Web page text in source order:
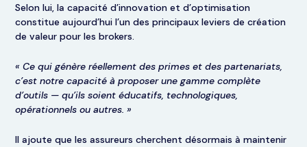
Selon lui, la capacité d’innovation et d’optimisation
constitue aujourd’hui l’un des principaux leviers de création
de valeur pour les brokers.
« Ce qui génère réellement des primes et des partenariats,
c’est notre capacité à proposer une gamme complète
d’outils — qu’ils soient éducatifs, technologiques,
opérationnels ou autres. »
Il ajoute que les assureurs cherchent désormais à maintenir